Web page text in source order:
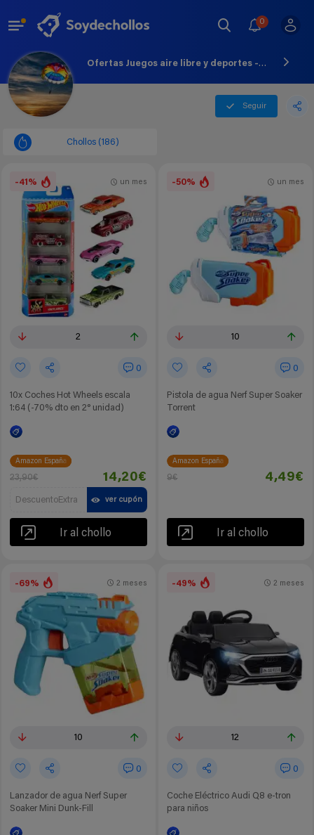
0
Ofertas Juegos aire libre y deportes - Agosto - 2026
Seguir
Chollos (186)
-41%
2
0
10x Coches Hot Wheels escala
1:64 (-70% dto en 2° unidad)
un mes
Amazon España
23,90€ 14,20€
DescuentoExtra ver cupón
Ir al chollo
-50%
10
0
Pistola de agua Nerf Super Soaker
Torrent
un mes
Amazon España
9€ 4,49€
Ir al chollo
-69%
10
0
Lanzador de agua Nerf Super
Soaker Mini Dunk-Fill
2 meses -49%
12
0
Coche Eléctrico Audi Q8 e-tron
para niños
2 meses